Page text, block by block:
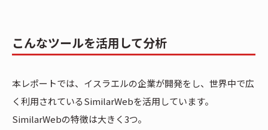
こんなツールを活用して分析
本レポートでは、イスラエルの企業が開発をし、世界中で広
く利用されているSimilarWebを活用しています。
SimilarWebの特徴は大きく3つ。